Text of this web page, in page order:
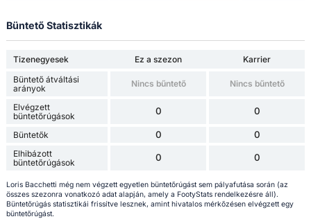
Büntető Statisztikák
Tizenegyesek Ez a szezon
Karrier
Büntető átváltási
arányok
Nincs bűntető Nincs bűntető
Elvégzett
büntetőrúgások
0 0
Büntetők 0 0
Elhibázott
büntetőrúgások
0 0
Loris Bacchetti még nem végzett egyetlen büntetőrúgást sem pályafutása során (az
összes szezonra vonatkozó adat alapján, amely a FootyStats rendelkezésre áll).
Büntetőrúgás statisztikái frissítve lesznek, amint hivatalos mérkőzésen elvégzett egy
büntetőrúgást.